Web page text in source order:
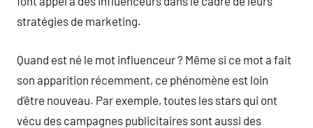
stratégies de marketing.
Quand est né le mot influenceur ? Même si ce mot a fait
son apparition récemment, ce phénomène est loin
d’être nouveau. Par exemple, toutes les stars qui ont
vécu des campagnes publicitaires sont aussi des